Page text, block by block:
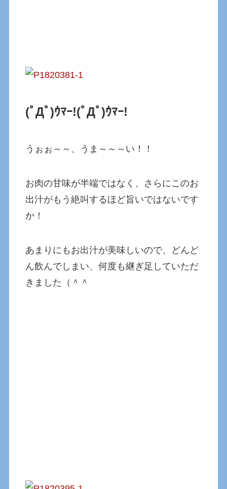
(ﾟДﾟ)ｳﾏｰ!(ﾟДﾟ)ｳﾏｰ!
うぉぉ～～、うま～～～い！！
お肉の甘味が半端ではなく、さらにこのお
出汁がもう絶叫するほど旨いではないです
か！
あまりにもお出汁が美味しいので、どんど
ん飲んでしまい、何度も継ぎ足していただ
きました（＾＾